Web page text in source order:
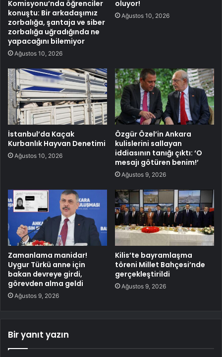
Komisyonu’nda öğrenciler
konuştu: Bir arkadaşımız
zorbalığa, şantaja ve siber
zorbalığa uğradığında ne
yapacağını bilemiyor
Ağustos 10, 2026
oluyor!
Ağustos 10, 2026
İstanbul’da Kaçak
Kurbanlık Hayvan Denetimi
Ağustos 10, 2026
Özgür Özel’in Ankara
kulislerini sallayan
iddiasının tanığı çıktı: ‘O
mesajı götüren benim!’
Ağustos 9, 2026
Zamanlama manidar!
Uygur Türkü anne için
bakan devreye girdi,
görevden alma geldi
Ağustos 9, 2026
Kilis’te bayramlaşma
töreni Millet Bahçesi’nde
gerçekleştirildi
Ağustos 9, 2026
Bir yanıt yazın